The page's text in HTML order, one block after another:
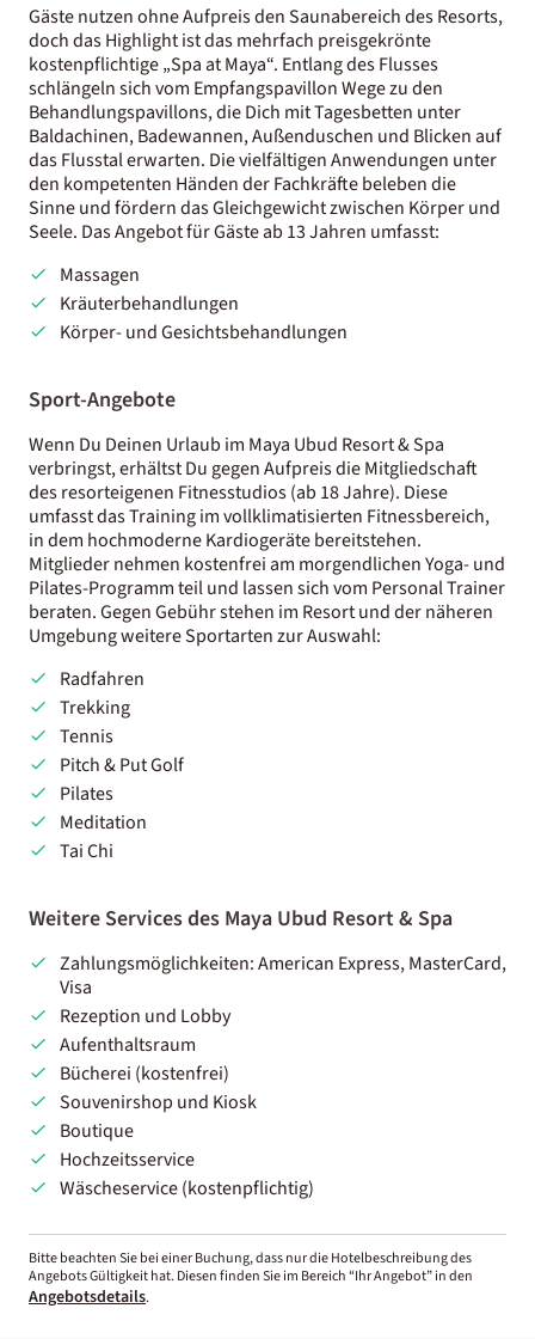
Gäste nutzen ohne Aufpreis den Saunabereich des Resorts,
doch das Highlight ist das mehrfach preisgekrönte
kostenpflichtige „Spa at Maya“. Entlang des Flusses
schlängeln sich vom Empfangspavillon Wege zu den
Behandlungspavillons, die Dich mit Tagesbetten unter
Baldachinen, Badewannen, Außenduschen und Blicken auf
das Flusstal erwarten. Die vielfältigen Anwendungen unter
den kompetenten Händen der Fachkräfte beleben die
Sinne und fördern das Gleichgewicht zwischen Körper und
Seele. Das Angebot für Gäste ab 13 Jahren umfasst:
Massagen
Kräuterbehandlungen
Körper- und Gesichtsbehandlungen
Sport-Angebote
Wenn Du Deinen Urlaub im Maya Ubud Resort & Spa
verbringst, erhältst Du gegen Aufpreis die Mitgliedschaft
des resorteigenen Fitnesstudios (ab 18 Jahre). Diese
umfasst das Training im vollklimatisierten Fitnessbereich,
in dem hochmoderne Kardiogeräte bereitstehen.
Mitglieder nehmen kostenfrei am morgendlichen Yoga- und
Pilates-Programm teil und lassen sich vom Personal Trainer
beraten. Gegen Gebühr stehen im Resort und der näheren
Umgebung weitere Sportarten zur Auswahl:
Radfahren
Trekking
Tennis
Pitch & Put Golf
Pilates
Meditation
Tai Chi
Weitere Services des Maya Ubud Resort & Spa
Zahlungsmöglichkeiten: American Express, MasterCard,
Visa
Rezeption und Lobby
Aufenthaltsraum
Bücherei (kostenfrei)
Souvenirshop und Kiosk
Boutique
Hochzeitsservice
Wäscheservice (kostenpflichtig)
Bitte beachten Sie bei einer Buchung, dass nur die Hotelbeschreibung des
Angebots Gültigkeit hat. Diesen finden Sie im Bereich “Ihr Angebot” in den
Angebotsdetails.